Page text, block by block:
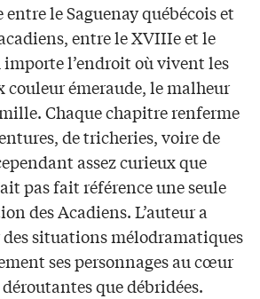
le Saguenay québécois et
entre le XVIIIe et le
importe l’endroit où vivent les
couleur émeraude, le malheur
Chaque chapitre renferme
de tricheries, voire de
assez curieux que
pas fait référence une seule
des Acadiens. L’auteur a
situations mélodramatiques
ses personnages au cœur
que débridées.